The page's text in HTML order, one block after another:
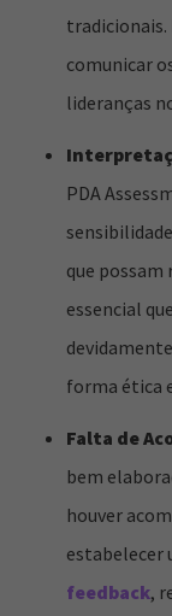
tradicionais.
comunicar
lideranças
PDA
que
essencial
forma ética
Falta de
bem
houver
estabelecer
feedback,